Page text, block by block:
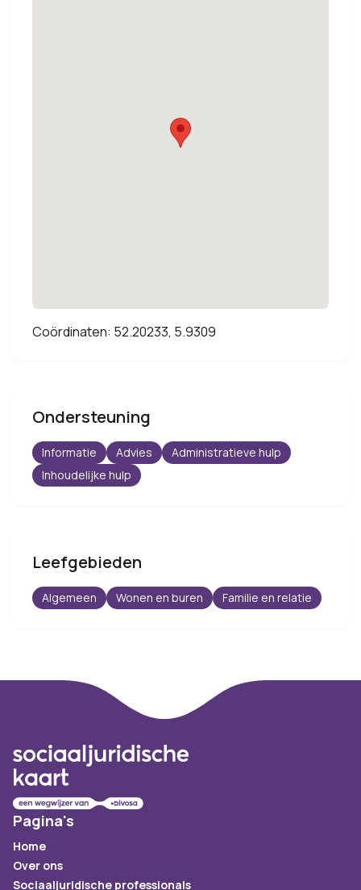
Coördinaten: 52.20233, 5.9309
Ondersteuning
Informatie Advies
Administratieve hulp
Inhoudelijke hulp
Leefgebieden
Algemeen Wonen en buren Familie en relatie
Pagina's
Home
Over ons
Sociaaljuridische professionals